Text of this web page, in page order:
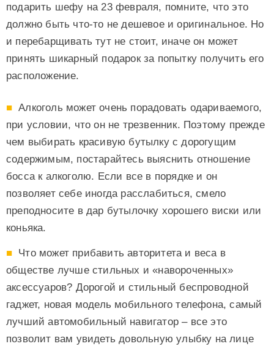
подарить шефу на 23 февраля, помните, что это
должно быть что-то не дешевое и оригинальное. Но
и перебарщивать тут не стоит, иначе он может
принять шикарный подарок за попытку получить его
расположение.
Алкоголь может очень порадовать одариваемого,
при условии, что он не трезвенник. Поэтому прежде
чем выбирать красивую бутылку с дорогущим
содержимым, постарайтесь выяснить отношение
босса к алкоголю. Если все в порядке и он
позволяет себе иногда расслабиться, смело
преподносите в дар бутылочку хорошего виски или
коньяка.
Что может прибавить авторитета и веса в
обществе лучше стильных и «навороченных»
аксессуаров? Дорогой и стильный беспроводной
гаджет, новая модель мобильного телефона, самый
лучший автомобильный навигатор – все это
позволит вам увидеть довольную улыбку на лице